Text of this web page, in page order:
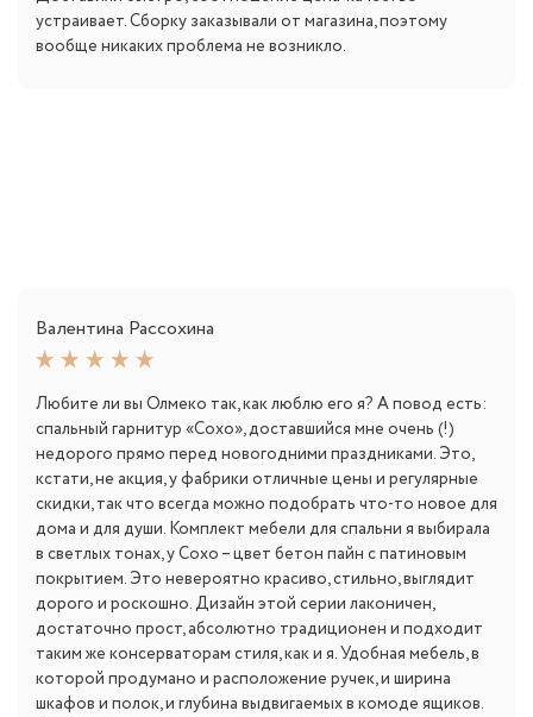
устраивает. Сборку заказывали от магазина, поэтому
вообще никаких проблема не возникло.
Валентина Рассохина
Любите ли вы Олмеко так, как люблю его я? А повод есть:
спальный гарнитур «Сохо», доставшийся мне очень (!)
недорого прямо перед новогодними праздниками. Это,
кстати, не акция, у фабрики отличные цены и регулярные
скидки, так что всегда можно подобрать что-то новое для
дома и для души. Комплект мебели для спальни я выбирала
в светлых тонах, у Сохо – цвет бетон пайн с патиновым
покрытием. Это невероятно красиво, стильно, выглядит
дорого и роскошно. Дизайн этой серии лаконичен,
достаточно прост, абсолютно традиционен и подходит
таким же консерваторам стиля, как и я. Удобная мебель, в
которой продумано и расположение ручек, и ширина
шкафов и полок, и глубина выдвигаемых в комоде ящиков.